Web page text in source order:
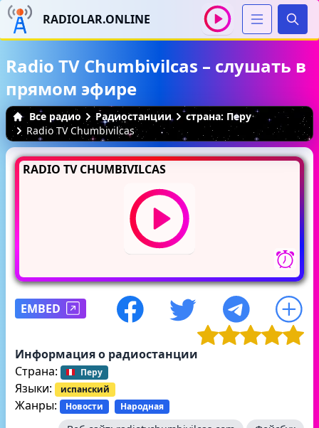
RADIOLAR.ONLINE
Radio TV Chumbivilcas – слушать в
прямом эфире
Все радио Радиостанции
страна: Перу
Radio TV Chumbivilcas
RADIO TV CHUMBIVILCAS
EMBED
Информация о радиостанции
Страна:
Перу
Языки: испанский
Жанры: Новости Народная